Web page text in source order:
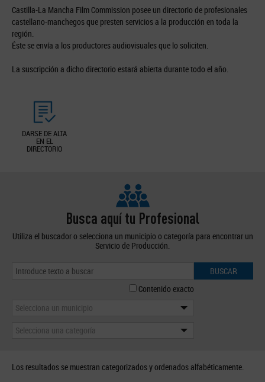
Castilla-La Mancha Film Commission posee un directorio de profesionales
castellano-manchegos que presten servicios a la producción en toda la
región.
Éste se envía a los productores audiovisuales que lo soliciten.
La suscripción a dicho directorio estará abierta durante todo el año.
DARSE DE ALTA
EN EL
DIRECTORIO
Busca aquí tu Profesional
Utiliza el buscador o selecciona un municipio o categoría para encontrar un
Servicio de Producción.
BUSCAR
Contenido exacto
Selecciona un municipio
Selecciona una categoría
Los resultados se muestran categorizados y ordenados alfabéticamente.